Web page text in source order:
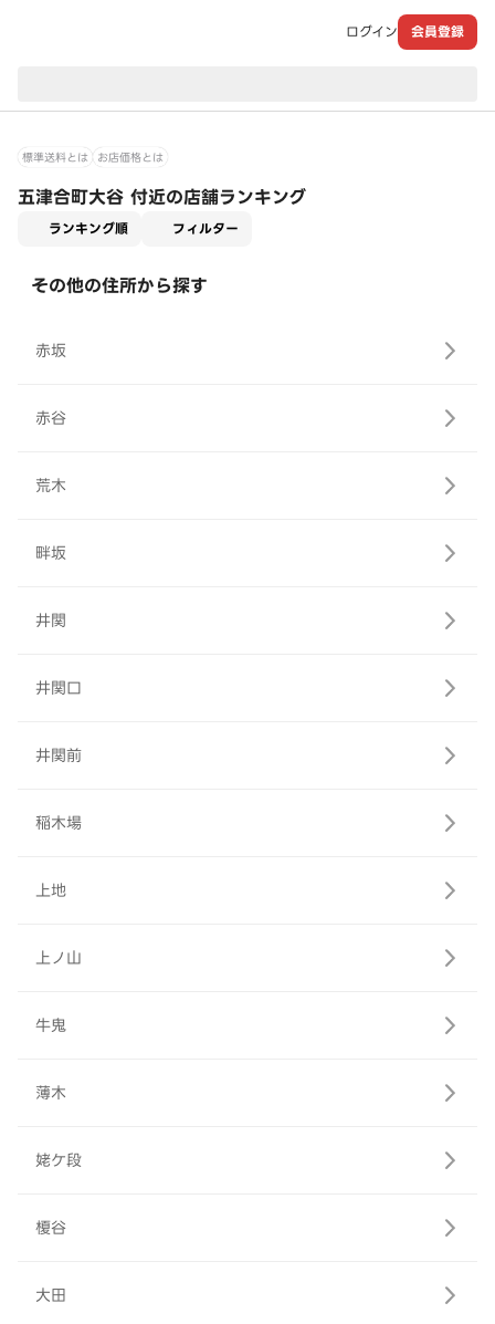
ログイン 会員登録
標準送料とは お店価格とは
五津合町大谷 付近の店舗ランキング
ランキング順 フィルター
その他の住所から探す
赤坂
赤谷
荒木
畔坂
井関
井関口
井関前
稲木場
上地
上ノ山
牛鬼
薄木
姥ケ段
榎谷
大田